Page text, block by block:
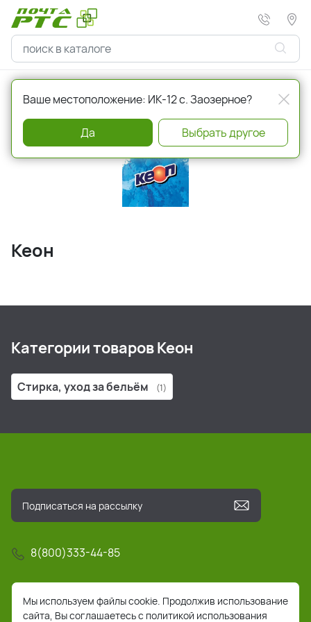
Главная Бренды Кеон
Кеон
Категории товаров Кеон
Стирка, уход за бельём (1)
8(800)333-44-85
info@pochta-rts.ru
Мы используем файлы cookie. Продолжив использование
сайта, Вы соглашаетесь с политикой использования
Ваше местоположение: ИК-12 с. Заозерное?
Да Выбрать другое